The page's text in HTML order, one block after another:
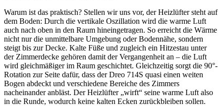
Warum ist das praktisch? Stellen wir uns vor, der Heizlüfter steht auf
dem Boden: Durch die vertikale Oszillation wird die warme Luft
auch nach oben in den Raum hineingetragen. So erreicht die Wärme
nicht nur die unmittelbare Umgebung oder Bodennähe, sondern
steigt bis zur Decke. Kalte Füße und zugleich ein Hitzestau unter
der Zimmerdecke gehören damit der Vergangenheit an – die Luft
wird gleichmäßiger im Raum geschichtet. Gleichzeitig sorgt die 90°-
Rotation zur Seite dafür, dass der Dreo 714S quasi einen weiten
Bogen abdeckt und verschiedene Bereiche des Zimmers
nacheinander anbläst. Der Heizlüfter „wirft“ seine warme Luft also
in die Runde, wodurch keine kalten Ecken zurückbleiben sollen.